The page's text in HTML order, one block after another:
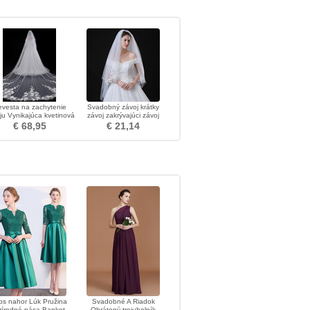
na zachytenie
Vynikajúca kvetinová
na dlhé chvostové
zahalenie 400CM
€ 68,95
Svadobný závoj krátky
závoj zakrývajúci závoj
čipka biely závoj
€ 21,14
nahor Lúk Pružina
Svadobné A Riadok